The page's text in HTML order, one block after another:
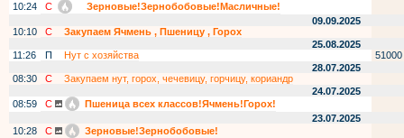
10:24
С
Зерновые!Зернобобовые!Масличные!
09.09.2025
10:10
С
Закупаем Ячмень , Пшеницу , Горох
25.08.2025
11:26
П Нут с хозяйства
51000
28.07.2025
08:30
С
Закупаем нут, горох, чечевицу, горчицу, кориандр
24.07.2025
08:59
С
Пшеница всех классов!Ячмень!Горох!
23.07.2025
10:28
С
Зерновые!Зернобобовые!